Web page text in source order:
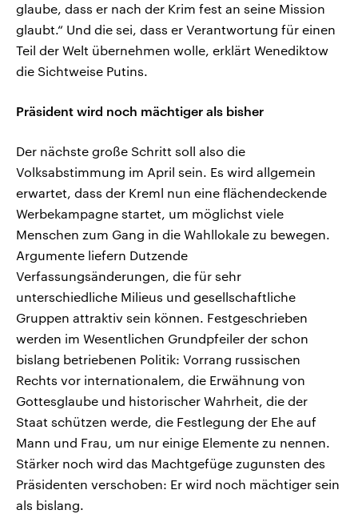
glaube, dass er nach der Krim fest an seine Mission
glaubt.“ Und die sei, dass er Verantwortung für einen
Teil der Welt übernehmen wolle, erklärt Wenediktow
die Sichtweise Putins.
Präsident wird noch mächtiger als bisher
Der nächste große Schritt soll also die
Volksabstimmung im April sein. Es wird allgemein
erwartet, dass der Kreml nun eine flächendeckende
Werbekampagne startet, um möglichst viele
Menschen zum Gang in die Wahllokale zu bewegen.
Argumente liefern Dutzende
Verfassungsänderungen, die für sehr
unterschiedliche Milieus und gesellschaftliche
Gruppen attraktiv sein können. Festgeschrieben
werden im Wesentlichen Grundpfeiler der schon
bislang betriebenen Politik: Vorrang russischen
Rechts vor internationalem, die Erwähnung von
Gottesglaube und historischer Wahrheit, die der
Staat schützen werde, die Festlegung der Ehe auf
Mann und Frau, um nur einige Elemente zu nennen.
Stärker noch wird das Machtgefüge zugunsten des
Präsidenten verschoben: Er wird noch mächtiger sein
als bislang.